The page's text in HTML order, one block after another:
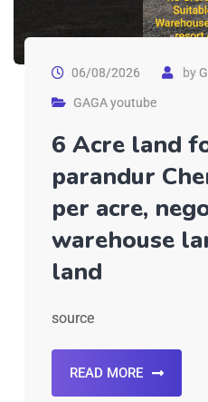
06/08/2026 by
GAGA youtube
6 Acre land
parandur
per acre,
warehouse
land
source
READ MORE